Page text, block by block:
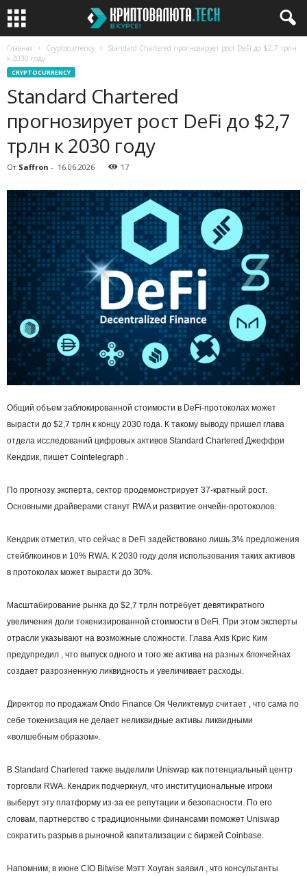
Главная Cryptocurrency
Standard Chartered прогнозирует рост DeFi до $2,7 трлн
к 2030 году
CRYPTOCURRENCY
Standard Chartered
прогнозирует рост DeFi до $2,7
трлн к 2030 году
От Saffron - 16.06.2026 17
Общий объем заблокированной стоимости в DeFi-протоколах может
вырасти до $2,7 трлн к концу 2030 года. К такому выводу пришел глава
отдела исследований цифровых активов Standard Chartered Джеффри
Кендрик, пишет Cointelegraph .
По прогнозу эксперта, сектор продемонстрирует 37-кратный рост.
Основными драйверами станут RWA и развитие ончейн-протоколов.
Кендрик отметил, что сейчас в DeFi задействовано лишь 3% предложения
стейблкоинов и 10% RWA. К 2030 году доля использования таких активов
в протоколах может вырасти до 30%.
Масштабирование рынка до $2,7 трлн потребует девятикратного
увеличения доли токенизированной стоимости в DeFi. При этом эксперты
отрасли указывают на возможные сложности. Глава Axis Крис Ким
предупредил , что выпуск одного и того же актива на разных блокчейнах
создает разрозненную ликвидность и увеличивает расходы.
Директор по продажам Ondo Finance Оя Челиктемур считает , что сама по
себе токенизация не делает неликвидные активы ликвидными
«волшебным образом».
В Standard Chartered также выделили Uniswap как потенциальный центр
торговли RWA. Кендрик подчеркнул, что институциональные игроки
выберут эту платформу из-за ее репутации и безопасности. По его
словам, партнерство с традиционными финансами поможет Uniswap
сократить разрыв в рыночной капитализации с биржей Coinbase.
Напомним, в июне CIO Bitwise Мэтт Хоуган заявил , что консультанты